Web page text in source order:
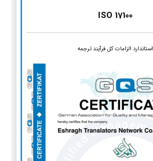
ISO 17100
استاندارد الزامات کل فرآیند ترجمه